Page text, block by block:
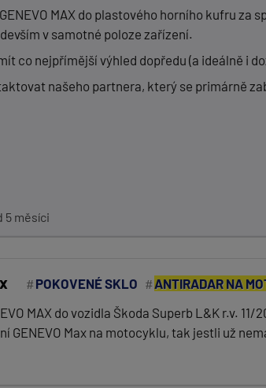
MAX do plastového horního kufru
v samotné poloze zařízení.
co nejpřímější výhled dopředu (a ideálně i
našeho partnera, který se primárně
5 měsíci
POKOVENÉ SKLO ANTIRADAR NA
MAX do vozidla Škoda Superb L&K r.v.
GENEVO Max na motocyklu, tak jestli už